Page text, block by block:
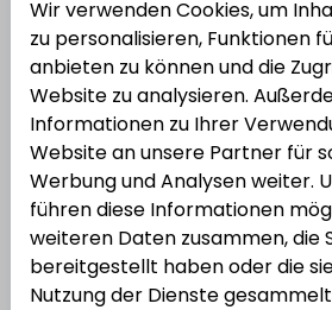
13Varianten
Konstruktionsband KO 4
Kugellagerlaufringe
Wir verwenden Cookies, um
zu personalisieren, Funktionen
anbieten zu können und die
Website zu analysieren.
Informationen zu Ihrer
Website an unsere Partner für
Werbung und Analysen weiter.
führen diese Informationen
weiteren Daten zusammen, die
bereitgestellt haben oder die
Nutzung der Dienste